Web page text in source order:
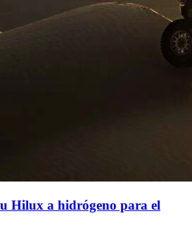
Hilux a hidrógeno para el